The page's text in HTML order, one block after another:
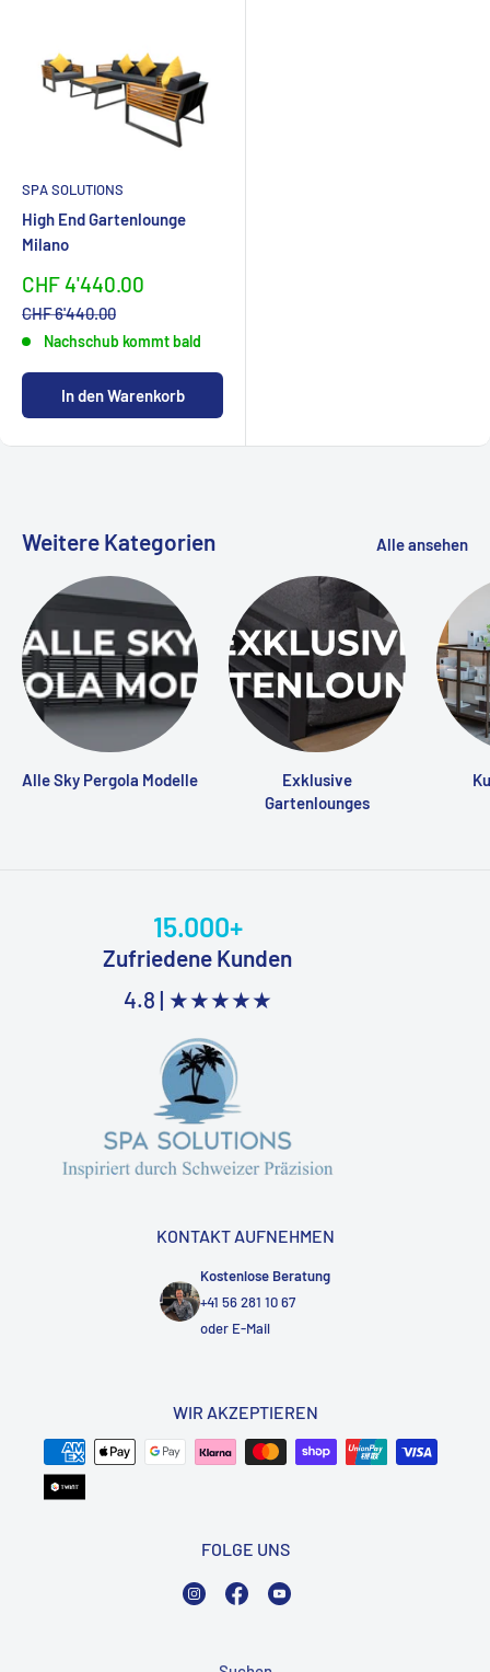
SPA SOLUTIONS
High End Gartenlounge
Milano
Sonderpreis
CHF 4'440.00
Normalpreis
CHF 6'440.00
Nachschub kommt bald
In den Warenkorb
Weitere Kategorien Alle ansehen
Alle Sky Pergola Modelle
Exklusive
Gartenlounges
15.000+
Zufriedene Kunden
4.8 | ★★★★★
KONTAKT AUFNEHMEN
Kostenlose Beratung
+41 56 281 10 67
oder E-Mail
WIR AKZEPTIEREN
FOLGE UNS
InstagramFacebook